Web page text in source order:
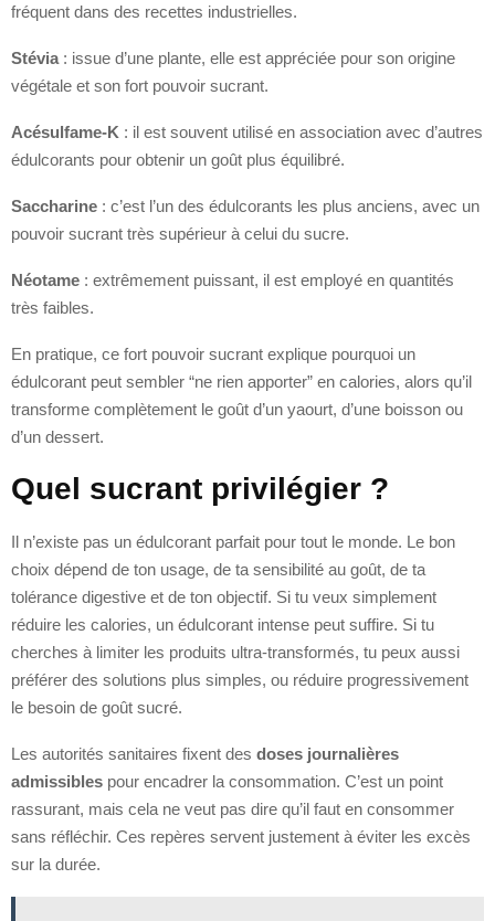
fréquent dans des recettes industrielles.
Stévia : issue d’une plante, elle est appréciée pour son origine
végétale et son fort pouvoir sucrant.
Acésulfame-K : il est souvent utilisé en association avec d’autres
édulcorants pour obtenir un goût plus équilibré.
Saccharine : c’est l’un des édulcorants les plus anciens, avec un
pouvoir sucrant très supérieur à celui du sucre.
Néotame : extrêmement puissant, il est employé en quantités
très faibles.
En pratique, ce fort pouvoir sucrant explique pourquoi un
édulcorant peut sembler “ne rien apporter” en calories, alors qu’il
transforme complètement le goût d’un yaourt, d’une boisson ou
d’un dessert.
Quel sucrant privilégier ?
Il n’existe pas un édulcorant parfait pour tout le monde. Le bon
choix dépend de ton usage, de ta sensibilité au goût, de ta
tolérance digestive et de ton objectif. Si tu veux simplement
réduire les calories, un édulcorant intense peut suffire. Si tu
cherches à limiter les produits ultra-transformés, tu peux aussi
préférer des solutions plus simples, ou réduire progressivement
le besoin de goût sucré.
Les autorités sanitaires fixent des doses journalières
admissibles pour encadrer la consommation. C’est un point
rassurant, mais cela ne veut pas dire qu’il faut en consommer
sans réfléchir. Ces repères servent justement à éviter les excès
sur la durée.